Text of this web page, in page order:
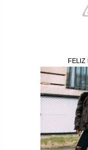
FELIZ